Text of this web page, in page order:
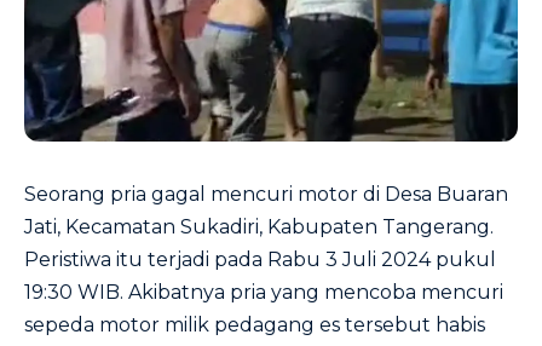
Seorang pria gagal mencuri motor di Desa Buaran
Jati, Kecamatan Sukadiri, Kabupaten Tangerang.
Peristiwa itu terjadi pada Rabu 3 Juli 2024 pukul
19:30 WIB. Akibatnya pria yang mencoba mencuri
sepeda motor milik pedagang es tersebut habis